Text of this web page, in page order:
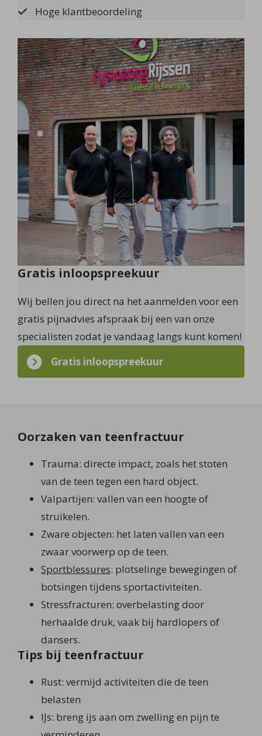
Hoge klantbeoordeling
Gratis inloopspreekuur
Wij bellen jou direct na het aanmelden voor een
gratis pijnadvies afspraak bij een van onze
specialisten zodat je vandaag langs kunt komen!
Gratis inloopspreekuur
Oorzaken van teenfractuur
Trauma: directe impact, zoals het stoten
van de teen tegen een hard object.
Valpartijen: vallen van een hoogte of
struikelen.
Zware objecten: het laten vallen van een
zwaar voorwerp op de teen.
Sportblessures: plotselinge bewegingen of
botsingen tijdens sportactiviteiten.
Stressfracturen: overbelasting door
herhaalde druk, vaak bij hardlopers of
dansers.
Tips bij teenfractuur
Rust: vermijd activiteiten die de teen
belasten
IJs: breng ijs aan om zwelling en pijn te